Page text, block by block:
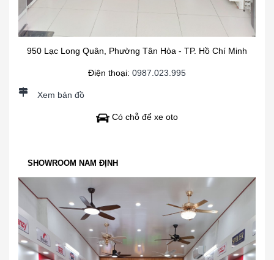
950 Lạc Long Quân, Phường Tân Hòa - TP. Hồ Chí Minh
Điện thoại: 0987.023.995
Xem bản đồ
Có chỗ để xe oto
SHOWROOM NAM ĐỊNH